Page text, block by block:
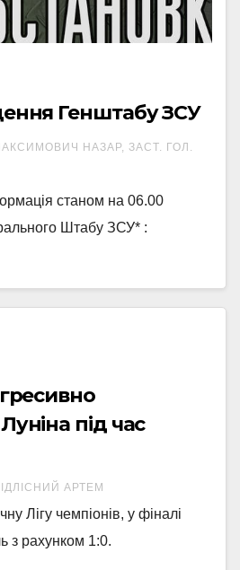
Генштабу ЗСУ
НАЗАР, ЗАСТ. ГОЛ.
станом на 06.00
Штабу ЗСУ* :
під час
АРТЕМ
Лігу чемпіонів, у фіналі
з рахунком 1:0.